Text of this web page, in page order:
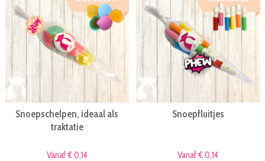
Snoepschelpen, ideaal als
traktatie
Vanaf € 0,14
Snoepfluitjes
Vanaf € 0,14